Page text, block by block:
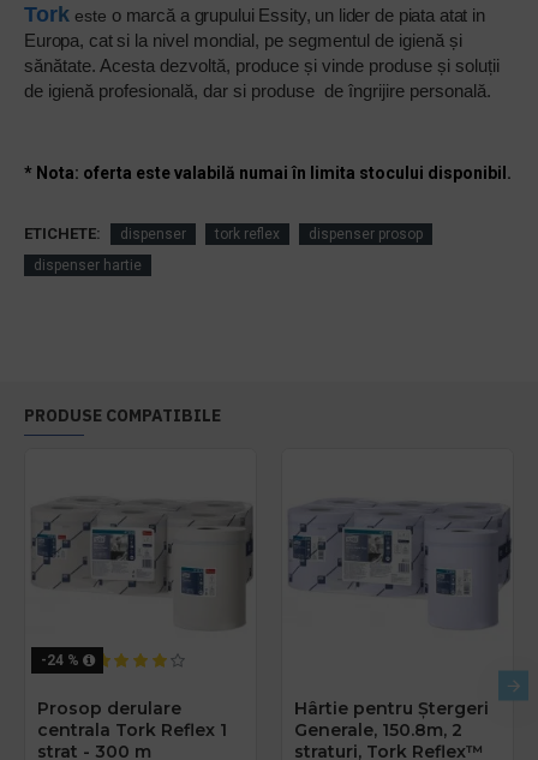
Tor k este o marcă a grupului Essity, un lider de piata atat in
Europa, cat si la nivel mondial, pe segmentul de igienă și
sănătate. Acesta dezvoltă, produce și vinde produse și soluții
de igienă profesională, dar si produse de îngrijire personală.
* Nota: oferta este valabilă numai în limita stocului disponibil.
ETICHETE: dispenser tork reflex
dispenser prosop
dispenser hartie
PRODUSE COMPATIBILE
-24 %
Prosop derulare
centrala Tork Reflex 1
strat - 300 m
Hârtie pentru Ștergeri
Generale, 150.8m, 2
straturi, Tork Reflex™